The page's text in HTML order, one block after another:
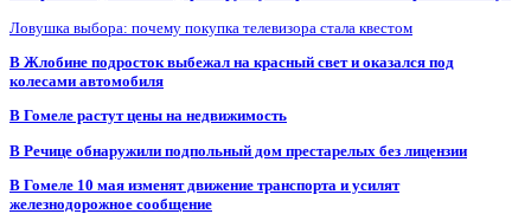
Ловушка выбора: почему покупка телевизора стала квестом
В Жлобине подросток выбежал на красный свет и оказался под
колесами автомобиля
В Гомеле растут цены на недвижимость
В Речице обнаружили подпольный дом престарелых без лицензии
В Гомеле 10 мая изменят движение транспорта и усилят
железнодорожное сообщение